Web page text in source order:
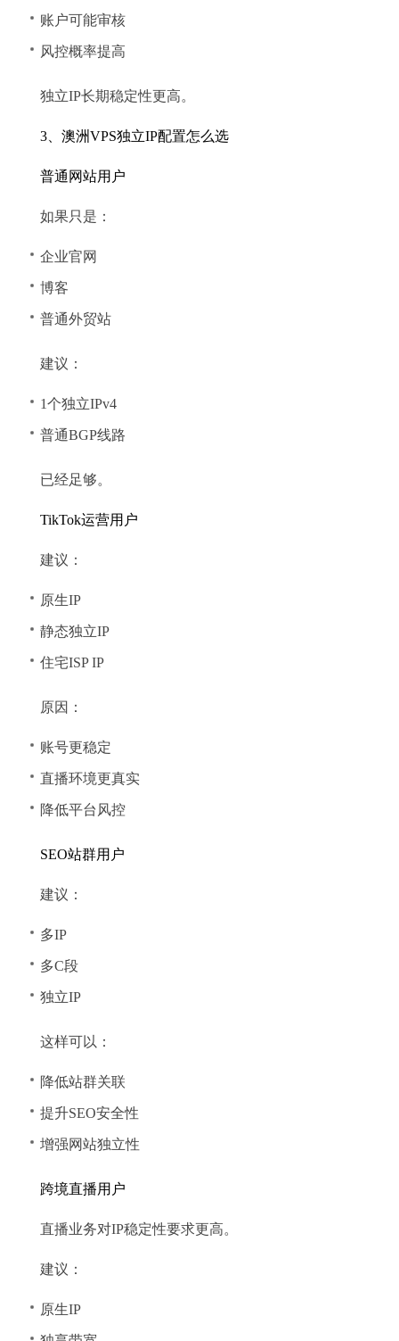
账户可能审核
风控概率提高
独立IP长期稳定性更高。
3、澳洲VPS独立IP配置怎么选
普通网站用户
如果只是：
企业官网
博客
普通外贸站
建议：
1个独立IPv4
普通BGP线路
已经足够。
TikTok运营用户
建议：
原生IP
静态独立IP
住宅ISP IP
原因：
账号更稳定
直播环境更真实
降低平台风控
SEO站群用户
建议：
多IP
多C段
独立IP
这样可以：
降低站群关联
提升SEO安全性
增强网站独立性
跨境直播用户
直播业务对IP稳定性要求更高。
建议：
原生IP